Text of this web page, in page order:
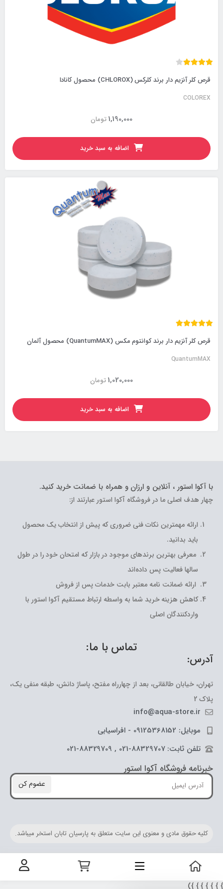
قرص کلر آنزیم دار برند کلرکس (CHLOROX) محصول کانادا
COLOREX
تومان1,190,000
اضافه به سبد خرید
قرص کلر آنزیم دار برند کوانتوم مکس (QuantumMAX) محصول آلمان
QuantumMAX
تومان1,020,000
اضافه به سبد خرید
با آکوا استور ، آنلاین و ارزان و همراه با ضمانت خرید کنید.
چهار هدف اصلی ما در فروشگاه آکوا استور عبارتند از:
ارائه مهمترین نکات فنی ضروری که پیش از انتخاب یک محصول
باید بدانید.
معرفی بهترین برندهای موجود در بازار که امتحان خود را در طول
سالها فعالیت پس داده‌اند
ارائه ضمانت نامه معتبر بابت خدمات پس از فروش
کاهش هزینه خرید شما به واسطه ارتباط مستقیم آکوا استور با
واردکنندگان اصلی
تماس با ما:
آدرس:
تهران، خیابان طالقانی، بعد از چهارراه مفتح، پاساژ دانش، طبقه منفی یک،
پلاک 2
info@aqua-store.ir
موبایل: 09125368152 - افراسیابی
تلفن ثابت: 88329707-021 , 88329709-021
خبرنامه فروشگاه آکوا استور
عضوم کن
کلیه حقوق مادی و معنوی این سایت متعلق به پارسیان تابان استخر میباشد.
} } } } } }